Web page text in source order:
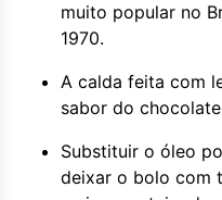
muito popular no
1970.
A calda feita com
sabor do
Substituir o óleo
deixar o bolo com